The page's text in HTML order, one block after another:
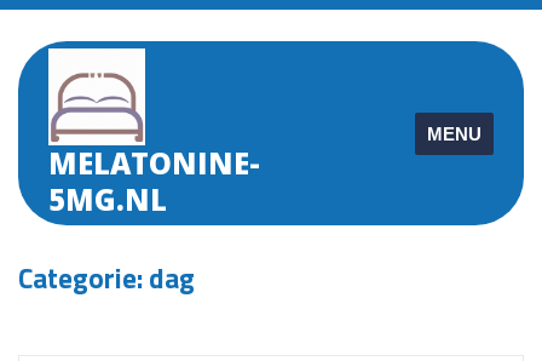
Skip
content
MELATONINE-
5MG.NL
MENU
Categorie:dag